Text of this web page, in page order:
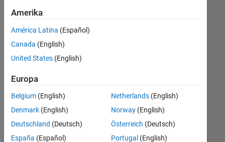
Es
nicht
alle
Stellen
übersetzt.
Sie
nach
einem
Standort,
um
Amerika
América Latina (Español)
Canada (English)
United States (English)
Europa
Belgium (English)
Denmark (English)
Deutschland (Deutsch)
España (Español)
Netherlands(English)
Norway(English)
Österreich (Deutsch)
Portugal (English)